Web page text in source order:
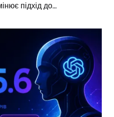
підхід до…